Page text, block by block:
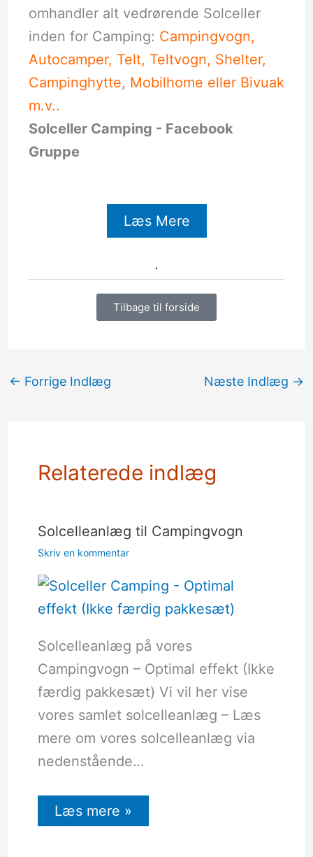
omhandler alt vedrørende Solceller
inden for Camping: Campingvogn,
Autocamper, Telt, Teltvogn, Shelter,
Campinghytte, Mobilhome eller Bivuak
m.v..
Solceller Camping - Facebook
Gruppe
Læs Mere
Tilbage til forside
← Forrige Indlæg Næste Indlæg →
Relaterede indlæg
Solcelleanlæg til Campingvogn
Skriv en kommentar
Solcelleanlæg på vores
Campingvogn – Optimal effekt (Ikke
færdig pakkesæt) Vi vil her vise
vores samlet solcelleanlæg – Læs
mere om vores solcelleanlæg via
nedenstående…
Læs mere »